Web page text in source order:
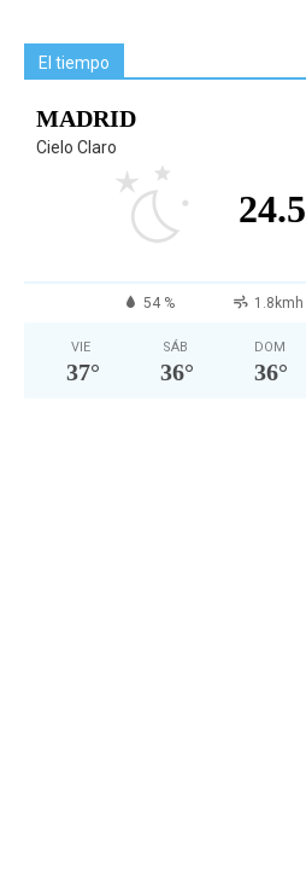
El tiempo
MADRID
Cielo Claro
24.5
54 % 1.8kmh
VIE
37°
SÁB
36°
DOM
36°